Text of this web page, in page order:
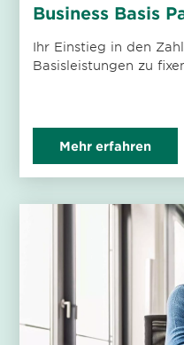
Business Basis
Ihr Einstieg in den
Basisleistungen zu
Mehr erfahren